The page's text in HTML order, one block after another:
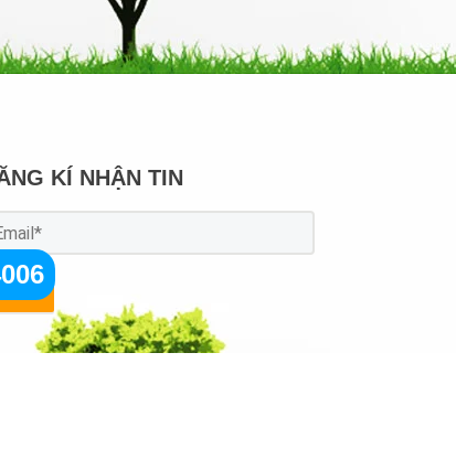
KÍ NHẬN TIN